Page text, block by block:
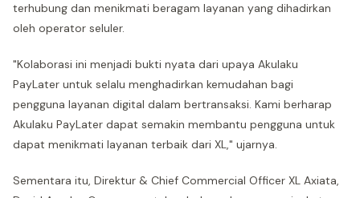
terhubung dan menikmati beragam layanan yang dihadirkan
oleh operator seluler.
"Kolaborasi ini menjadi bukti nyata dari upaya Akulaku
PayLater untuk selalu menghadirkan kemudahan bagi
pengguna layanan digital dalam bertransaksi. Kami berharap
Akulaku PayLater dapat semakin membantu pengguna untuk
dapat menikmati layanan terbaik dari XL," ujarnya.
Sementara itu, Direktur & Chief Commercial Officer XL Axiata,